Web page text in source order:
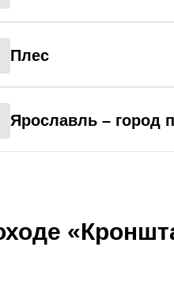
Плес
Ярославль – город